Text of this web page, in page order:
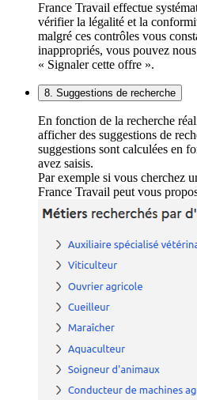
France Travail effectue
vérifier la légalité et la
malgré ces contrôles vous
inappropriés, vous pouvez
« Signaler cette offre ».
8. Suggestions de recherche
En fonction de la recherche
afficher des suggestions de
suggestions sont calculées en
avez saisis.
Par exemple si vous cherchez
France Travail peut vous